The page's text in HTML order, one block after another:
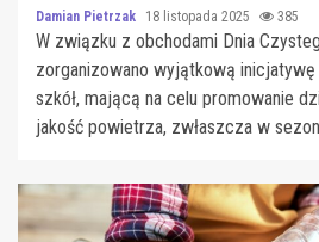
Damian Pietrzak 18 listopada 2025 385
W związku z obchodami Dnia
zorganizowano wyjątkową
szkół, mającą na celu promowanie
jakość powietrza, zwłaszcza w